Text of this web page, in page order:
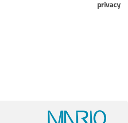
privacy